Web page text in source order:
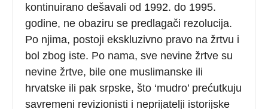
kontinuirano dešavali od 1992. do 1995.
godine, ne obaziru se predlagači rezolucija.
Po njima, postoji ekskluzivno pravo na žrtvu i
bol zbog iste. Po nama, sve nevine žrtve su
nevine žrtve, bile one muslimanske ili
hrvatske ili pak srpske, što ‘mudro’ prećutkuju
savremeni revizionisti i neprijatelji istorijske